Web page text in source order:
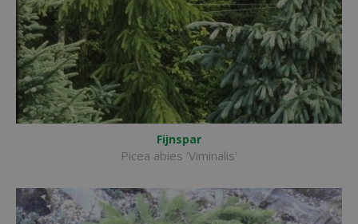
Fijnspar
Picea abies 'Viminalis'